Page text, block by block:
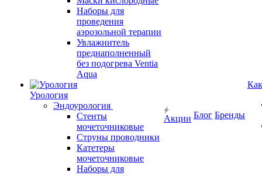
Наборы для
проведения
аэрозольной терапии
Увлажнитель
преднаполненный
без подогрева Ventia
Aqua
Урология
Эндоурология
Стенты
мочеточниковые
Струны проводники
Катетеры
мочеточниковые
Наборы для
Акции Блог Бренды